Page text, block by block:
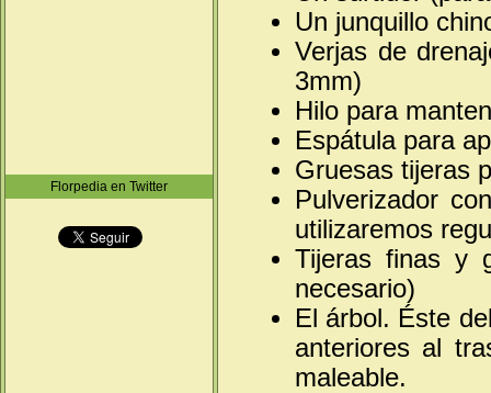
Florpedia en Twitter
Un junquillo
Verjas de
3mm)
Hilo para
Espátula para
Gruesas tijeras
Pulverizador
utilizaremos
Tijeras finas y
necesario)
El árbol. Éste
anteriores al
maleable.